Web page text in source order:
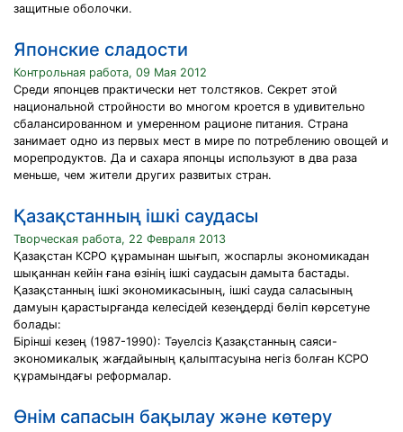
защитные оболочки.
Японские сладости
Контрольная работа, 09 Мая 2012
Среди японцев практически нет толстяков. Секрет этой
национальной стройности во многом кроется в удивительно
сбалансированном и умеренном рационе питания. Страна
занимает одно из первых мест в мире по потреблению овощей и
морепродуктов. Да и сахара японцы используют в два раза
меньше, чем жители других развитых стран.
Қазақстанның ішкі саудасы
Творческая работа, 22 Февраля 2013
Қазақстан КСРО құрамынан шығып, жоспарлы экономикадан
шықаннан кейін ғана өзінің ішкі саудасын дамыта бастады.
Қазақстанның ішкі экономикасының, ішкі сауда саласының
дамуын қарастырғанда келесідей кезеңдерді бөліп көрсетуне
болады:
Бірінші кезең (1987-1990): Тәуелсіз Қазақстанның саяси-
экономикалық жағдайының қалыптасуына негіз болған КСРО
құрамындағы реформалар.
Өнім сапасын бақылау және көтеру